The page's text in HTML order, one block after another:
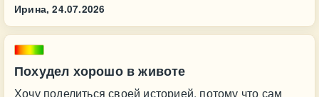
Ирина, 24.07.2026
Похудел хорошо в животе
Хочу поделиться своей историей, потому что сам